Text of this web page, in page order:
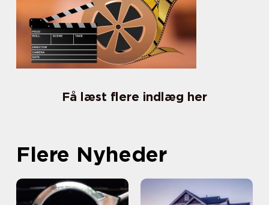
Få læst flere indlæg her
Flere Nyheder